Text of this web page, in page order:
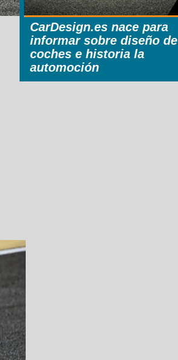
CarDesign.es nace para
informar sobre diseño de
coches e historia la
automoción